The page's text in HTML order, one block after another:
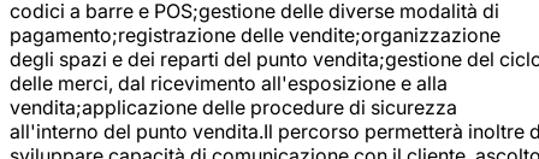
codici a barre e POS;gestione delle diverse modalità di
pagamento;registrazione delle vendite;organizzazione
degli spazi e dei reparti del punto vendita;gestione del
delle merci, dal ricevimento all'esposizione e alla
vendita;applicazione delle procedure di sicurezza
all'interno del punto vendita.Il percorso permetterà inoltre